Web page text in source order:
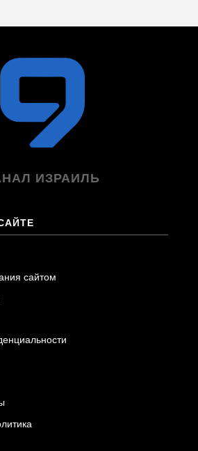
ИЗРАИЛЬ
сайтом